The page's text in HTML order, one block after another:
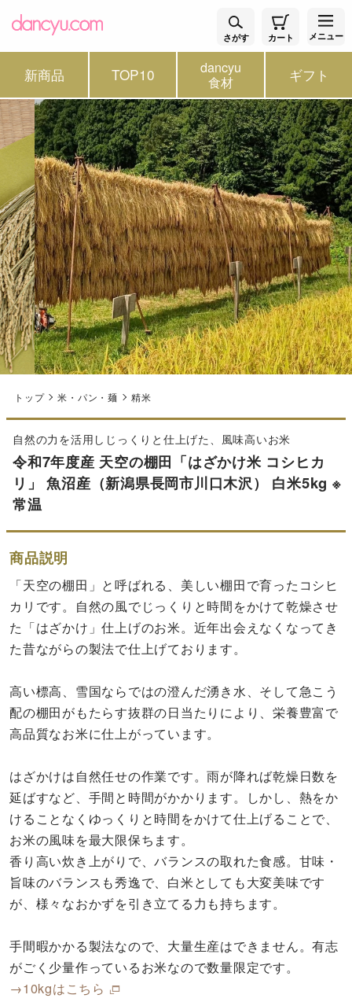
さがす カート メニュー
新商品 TOP10 dancyu
食材 ギフト
トップ 米・パン・麺 精米
自然の力を活用しじっくりと仕上げた、風味高いお米
令和7年度産 天空の棚田「はざかけ米 コシヒカ
リ」 魚沼産（新潟県長岡市川口木沢） 白米5kg ※
常温
商品説明
「天空の棚田」と呼ばれる、美しい棚田で育ったコシヒ
カリです。自然の風でじっくりと時間をかけて乾燥させ
た「はざかけ」仕上げのお米。近年出会えなくなってき
た昔ながらの製法で仕上げております。
高い標高、雪国ならではの澄んだ湧き水、そして急こう
配の棚田がもたらす抜群の日当たりにより、栄養豊富で
高品質なお米に仕上がっています。
はざかけは自然任せの作業です。雨が降れば乾燥日数を
延ばすなど、手間と時間がかかります。しかし、熱をか
けることなくゆっくりと時間をかけて仕上げることで、
お米の風味を最大限保ちます。
香り高い炊き上がりで、バランスの取れた食感。甘味・
旨味のバランスも秀逸で、白米としても大変美味です
が、様々なおかずを引き立てる力も持ちます。
手間暇かかる製法なので、大量生産はできません。有志
がごく少量作っているお米なので数量限定です。
→10kgはこちら